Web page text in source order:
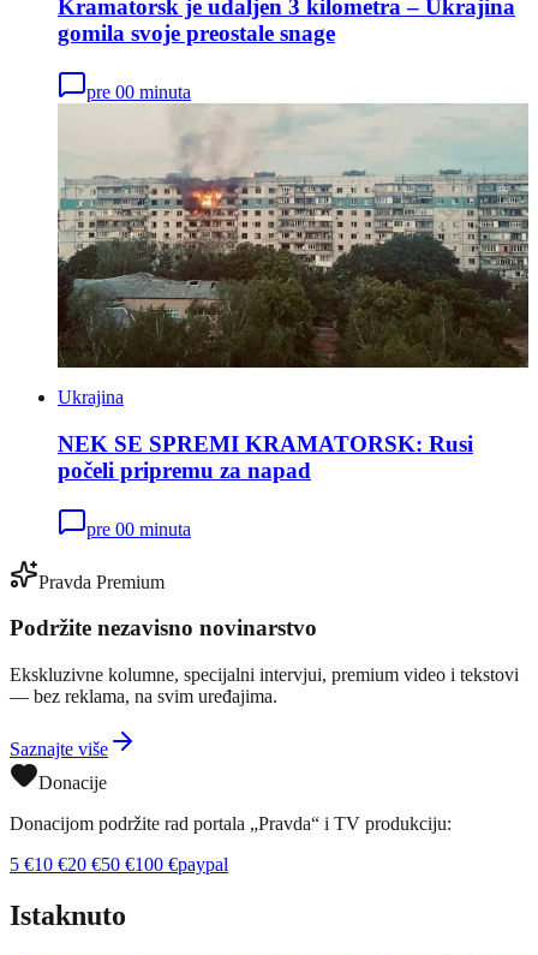
Kramatorsk je udaljen 3 kilometra – Ukrajina
gomila svoje preostale snage
pre 00 minuta
Ukrajina
NEK SE SPREMI KRAMATORSK: Rusi
počeli pripremu za napad
pre 00 minuta
Pravda Premium
Podržite nezavisno novinarstvo
Ekskluzivne kolumne, specijalni intervjui, premium video i tekstovi
— bez reklama, na svim uređajima.
Saznajte više
Donacije
Donacijom podržite rad portala „Pravda“ i TV produkciju:
5 €10 €20 €50 €100 €paypal
Istaknuto